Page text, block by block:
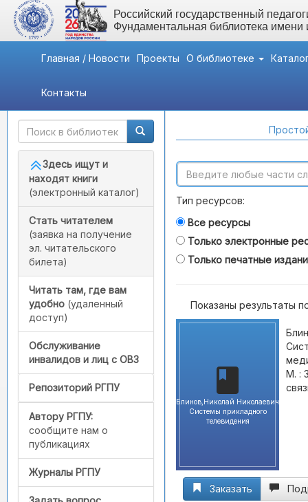
Российский государственный
Фундаментальная библиотека
Главная / Новости Проекты О библиотеке
Контакты
Быстрый доступ
Здесь ищут и
находят книги
(электронный каталог)
Стать читателем
(заявка на получение
эл. читательского
билета)
Читать там, где вам
удобно (удаленный
доступ)
Обслуживание
инвалидов и лиц с ОВЗ
Репозиторий РГПУ
Автору РГПУ:
сообщите нам о
публикациях
Журналы РГПУ
Тип ресурсов:
Все ресурсы
Только электронные
Только печатные
Показаны результаты
Блинов,Николай Николаевич
Системы прикладного
телевидения
М. :
Заказать